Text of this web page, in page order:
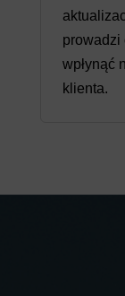
prowadzi
wpłynąć
klienta.